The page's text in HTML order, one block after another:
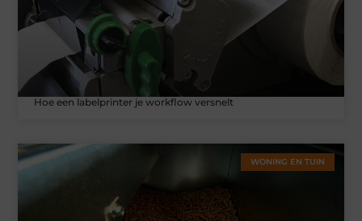
Hoe een labelprinter je workflow versnelt
WONING EN TUIN